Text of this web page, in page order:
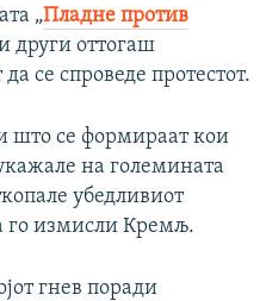
„Пладне против
други оттогаш
се спроведе протестот.
што се формираат кои
на големината
убедливиот
го измисли Кремљ.
гнев поради